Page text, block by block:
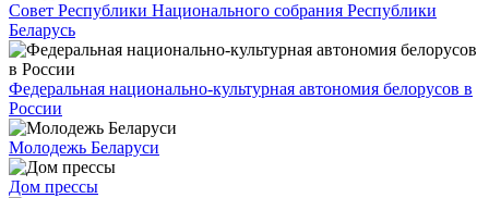
Совет Республики Национального собрания Республики
Беларусь
Федеральная национально-культурная автономия белорусов в
России
Молодежь Беларуси
Дом прессы